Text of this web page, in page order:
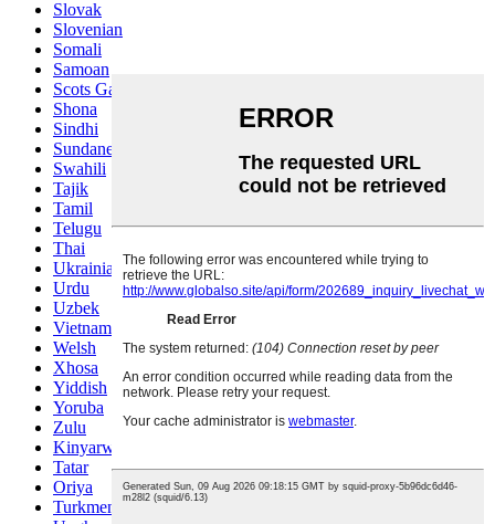
Slovak
Slovenian
Somali
Samoan
Scots Gaelic
Shona
Sindhi
Sundanese
Swahili
Tajik
Tamil
Telugu
Thai
Ukrainian
Urdu
Uzbek
Vietnamese
Welsh
Xhosa
Yiddish
Yoruba
Zulu
Kinyarwanda
Tatar
Oriya
Turkmen